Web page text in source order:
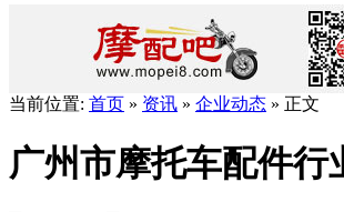
当前位置: 首页 » 资讯 » 企业动态 » 正文
广州市摩托车配件